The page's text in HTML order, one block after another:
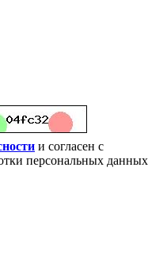
и согласен с
персональных данных